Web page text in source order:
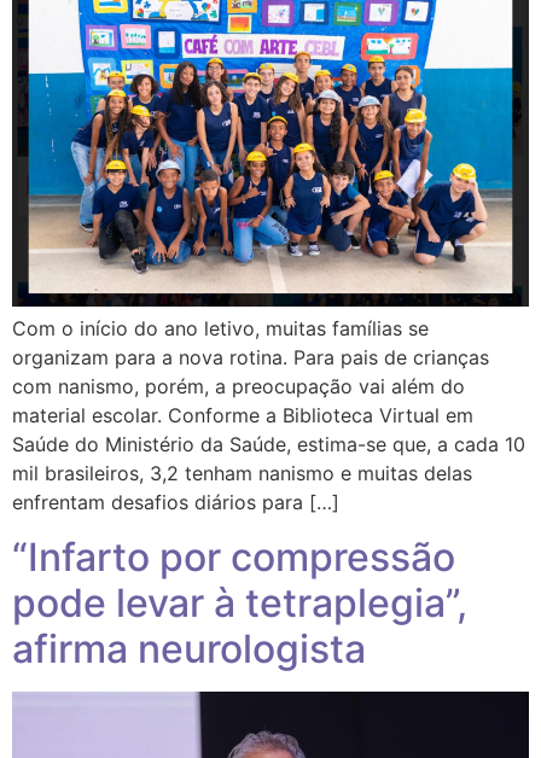
Com o início do ano letivo, muitas famílias se
organizam para a nova rotina. Para pais de crianças
com nanismo, porém, a preocupação vai além do
material escolar. Conforme a Biblioteca Virtual em
Saúde do Ministério da Saúde, estima-se que, a cada 10
mil brasileiros, 3,2 tenham nanismo e muitas delas
enfrentam desafios diários para […]
“Infarto por compressão
pode levar à tetraplegia”,
afirma neurologista